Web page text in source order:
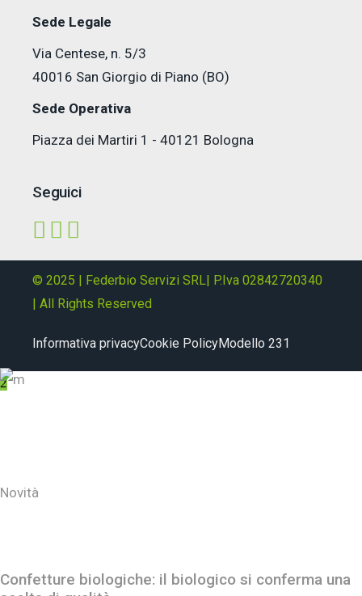
Sede Legale
Via Centese, n. 5/3
40016 San Giorgio di Piano (BO)
Sede Operativa
Piazza dei Martiri 1 - 40121 Bologna
Seguici
© 2025 | Federbio Servizi SRL| P.Iva 02842720340
| All Rights Reserved
Informativa privacyCookie PolicyModello 231
Novità
Confetture biologiche: il biologico si conferma una